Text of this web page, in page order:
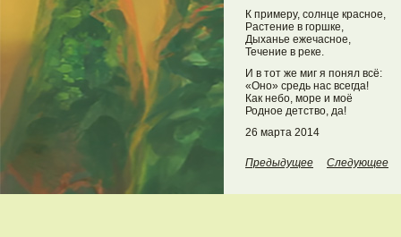
К примеру, солнце красное,
Растение в горшке,
Дыханье ежечасное,
Течение в реке.
И в тот же миг я понял всё:
«Оно» средь нас всегда!
Как небо, море и моё
Родное детство, да!
26 марта 2014
Предыдущее Следующее